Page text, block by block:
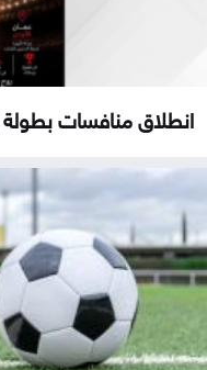
انطلاق منافسات بطولة